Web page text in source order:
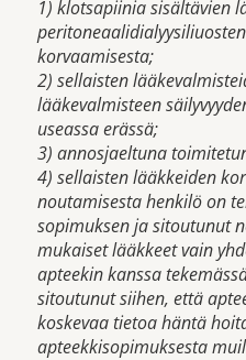
1) klotsapiinia sisältävien
korvaamisesta;
2) sellaisten
lääkevalmisteen
useassa erässä;
3) annosjaeltuna
4) sellaisten lääkkeiden
noutamisesta henkilö on
sopimuksen ja sitoutunut
mukaiset lääkkeet vain
apteekin kanssa
sitoutunut siihen, että
koskevaa tietoa häntä
apteekkisopimuksesta